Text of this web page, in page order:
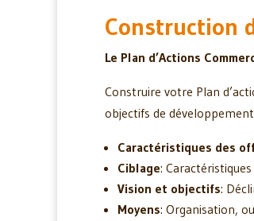
Construction
Le Plan d’Actions
Construire votre Plan
objectifs de
Caractéristiques des
Ciblage:
Vision et objectifs:
Moyens: Organisation,